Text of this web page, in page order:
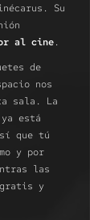
Su
al cine.
de
nos
sala. La
está
que tú
y por
las
y